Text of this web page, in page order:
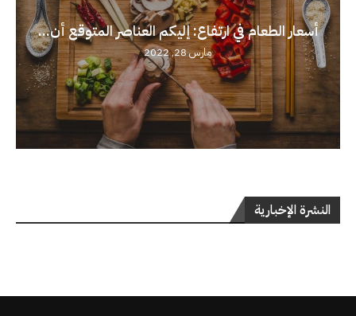
أسعار الطعام في ارتفاع: إليكم العناصر المتوقع أن...
مارس 28, 2022
النشرة الإخبارية